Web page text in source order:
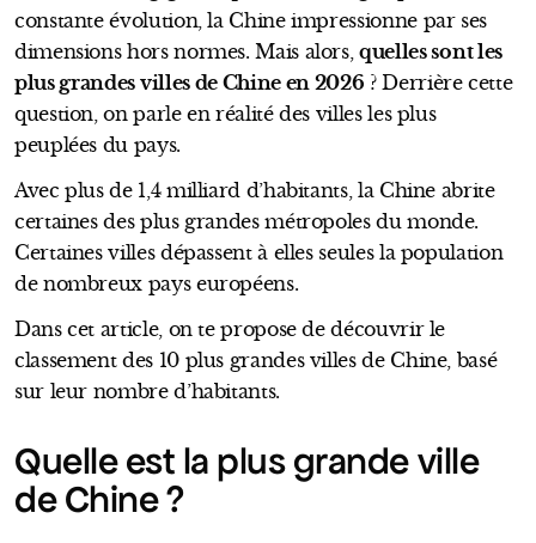
constante évolution, la Chine impressionne par ses
dimensions hors normes. Mais alors,quelles sont les
plus grandes villes de Chine en 2026 ? Derrière cette
question, on parle en réalité des villes les plus
peuplées du pays.
Avec plus de 1,4 milliard d’habitants, la Chine abrite
certaines des plus grandes métropoles du monde.
Certaines villes dépassent à elles seules la population
de nombreux pays européens.
Dans cet article, on te propose de découvrir le
classement des 10 plus grandes villes de Chine, basé
sur leur nombre d’habitants.
Quelle est la plus grande ville
de Chine ?